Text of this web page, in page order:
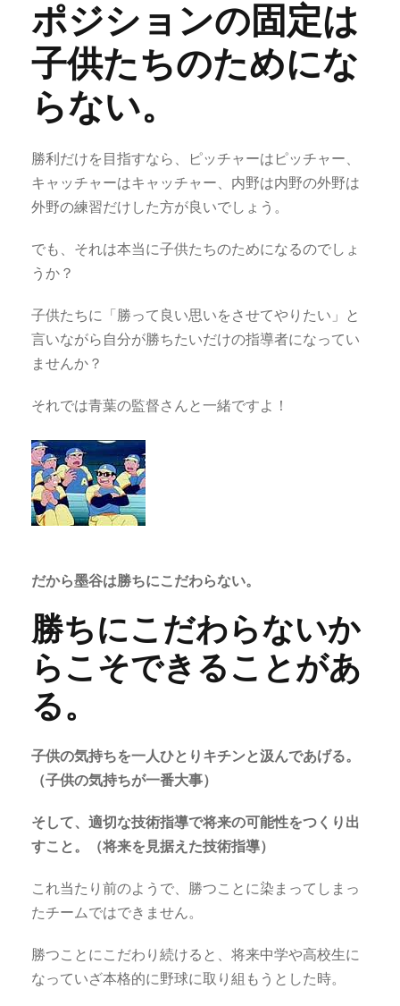
ポジションの固定は
子供たちのためにな
らない。
勝利だけを目指すなら、ピッチャーはピッチャー、
キャッチャーはキャッチャー、内野は内野の外野は
外野の練習だけした方が良いでしょう。
でも、それは本当に子供たちのためになるのでしょ
うか？
子供たちに「勝って良い思いをさせてやりたい」と
言いながら自分が勝ちたいだけの指導者になってい
ませんか？
それでは青葉の監督さんと一緒ですよ！
だから墨谷は勝ちにこだわらない。
勝ちにこだわらないか
らこそできることがあ
る。
子供の気持ちを一人ひとりキチンと汲んであげる。
（子供の気持ちが一番大事）
そして、適切な技術指導で将来の可能性をつくり出
すこと。（将来を見据えた技術指導）
これ当たり前のようで、勝つことに染まってしまっ
たチームではできません。
勝つことにこだわり続けると、将来中学や高校生に
なっていざ本格的に野球に取り組もうとした時。